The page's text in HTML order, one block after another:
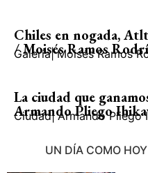
Chiles en nogada,
/ Moisés Ramos
Galería| Moisés Ramos
La ciudad que
Armando Pliego
Ciudad| Armando Pliego
UN DÍA COMO